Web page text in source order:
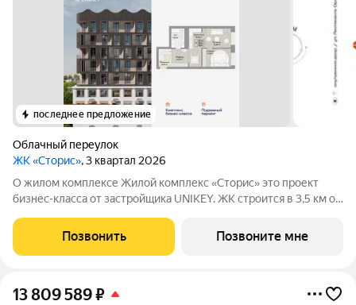
последнее предложение
Облачный переулок
ЖК «Сторис», 3 квартал 2026
О жилом комплексе Жилой комплекс «Сторис» это проект
бизнес-класса от застройщика UNIKEY. ЖК строится в 3,5 км от
«Бизнес», «Детство» и «Интеллект». В проекте
предусмотрены общественные
Позвонить Позвоните мне
13 809 589₽